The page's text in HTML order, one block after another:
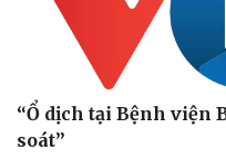
“Ổ dịch tại Bệnh viện
soát”